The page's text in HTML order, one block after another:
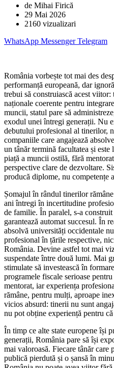
de Mihai Firică
29 Mai 2026
2160 vizualizari
WhatsApp MessengerTelegram
România vorbește tot mai des
performanță europeană, dar
trebui să construiască acest
naționale coerente pentru
muncii, statul pare să
exodul unei întregi generații. Nu
debutului profesional al tinerilor,
companiile care angajează
un tânăr termină facultatea și este
piață a muncii ostilă, fără
perspective clare de dezvoltare.
producă diplome, nu competențe
Șomajul în rândul tinerilor
ani întregi în incertitudine
de familie. În paralel, s-a
garantează automat succesul. În
absolvă universități occidentale
profesional în țările respective,
România. Devine astfel tot mai
suspendate între două lumi. Mai
stimulate să investească în
programele fiscale serioase
mentorat, iar experiența
rămâne, pentru mulți, aproape
vicios absurd: tinerii nu sunt
nu pot obține experiență pentru
În timp ce alte state europene își
generații, România pare să își
mai valoroasă. Fiecare tânăr care
publică pierdută și o șansă în